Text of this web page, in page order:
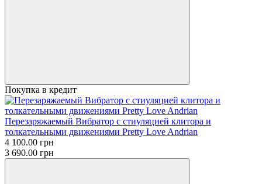
Покупка в кредит
Перезаряжаемый Вибратор с стиуляцией клитора и
толкательными движениями Pretty Love Andrian
4 100.00 грн
3 690.00 грн